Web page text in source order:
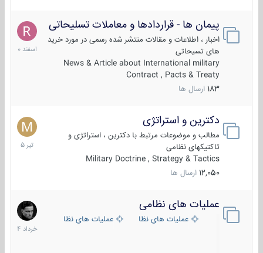
پیمان ها - قراردادها و معاملات تسلیحاتی
اخبار ، اطلاعات و مقالات منتشر شده رسمی در مورد خرید
های تسیحاتی
News & Article about International military
Contract , Pacts & Treaty
183 ارسال ها
7
اسفند
1400
دکترین و استراتژی
مطالب و موضوعات مرتبط با دکترین ، استراتژی و
تاکتیکهای نظامی
Military Doctrine , Strategy & Tactics
12,050 ارسال ها
27
تیر
1405
عملیات های نظامی
عملیات های نظامی ایرانعملیات های نظامی خارجی
5
خرداد
1404